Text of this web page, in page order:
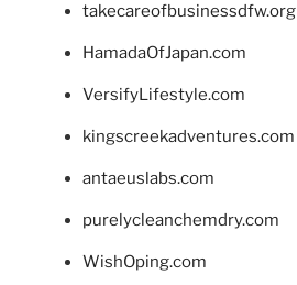
takecareofbusinessdfw.org
HamadaOfJapan.com
VersifyLifestyle.com
kingscreekadventures.com
antaeuslabs.com
purelycleanchemdry.com
WishOping.com